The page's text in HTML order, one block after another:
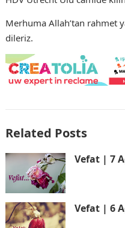
Merhuma Allah’tan rahmet
dileriz.
Related Posts
Vefat | 7
Vefat | 6